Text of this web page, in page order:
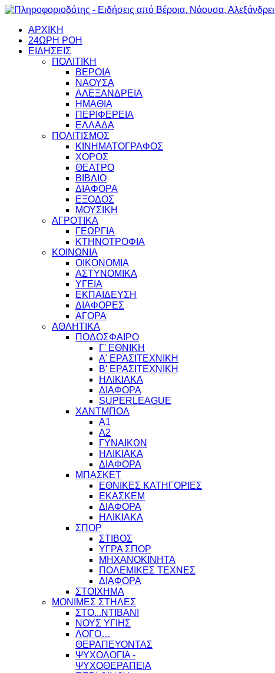
ΑΡΧΙΚΗ
24ΩΡΗ ΡΟΗ
ΕΙΔΗΣΕΙΣ
ΠΟΛΙΤΙΚΗ
ΒΕΡΟΙΑ
ΝΑΟΥΣΑ
ΑΛΕΞΑΝΔΡΕΙΑ
ΗΜΑΘΙΑ
ΠΕΡΙΦΕΡΕΙΑ
ΕΛΛΑΔΑ
ΠΟΛΙΤΙΣΜΟΣ
ΚΙΝΗΜΑΤΟΓΡΑΦΟΣ
ΧΟΡΟΣ
ΘΕΑΤΡΟ
ΒΙΒΛΙΟ
ΔΙΑΦΟΡΑ
ΕΞΟΔΟΣ
ΜΟΥΣΙΚΗ
ΑΓΡΟΤΙΚΑ
ΓΕΩΡΓΙΑ
ΚΤΗΝΟΤΡΟΦΙΑ
ΚΟΙΝΩΝΙΑ
ΟΙΚΟΝΟΜΙΑ
ΑΣΤΥΝΟΜΙΚΑ
ΥΓΕΙΑ
ΕΚΠΑΙΔΕΥΣΗ
ΔΙΑΦΟΡΕΣ
ΑΓΟΡΑ
ΑΘΛΗΤΙΚΑ
ΠΟΔΟΣΦΑΙΡΟ
Γ' ΕΘΝΙΚΗ
Α' ΕΡΑΣΙΤΕΧΝΙΚΗ
Β' ΕΡΑΣΙΤΕΧΝΙΚΗ
ΗΛΙΚΙΑΚΑ
ΔΙΑΦΟΡΑ
SUPERLEAGUE
ΧΑΝΤΜΠΟΛ
Α1
Α2
ΓΥΝΑΙΚΩΝ
ΗΛΙΚΙΑΚΑ
ΔΙΑΦΟΡΑ
ΜΠΑΣΚΕΤ
ΕΘΝΙΚΕΣ ΚΑΤΗΓΟΡΙΕΣ
ΕΚΑΣΚΕΜ
ΔΙΑΦΟΡΑ
ΗΛΙΚΙΑΚΑ
ΣΠΟΡ
ΣΤΙΒΟΣ
ΥΓΡΑ ΣΠΟΡ
ΜΗΧΑΝΟΚΙΝΗΤΑ
ΠΟΛΕΜΙΚΕΣ ΤΕΧΝΕΣ
ΔΙΑΦΟΡΑ
ΣΤΟΙΧΗΜΑ
ΜΟΝΙΜΕΣ ΣΤΗΛΕΣ
ΣΤΟ...ΝΤΙΒΑΝΙ
ΝΟΥΣ ΥΓΙΗΣ
ΛΟΓΟ…
ΘΕΡΑΠΕΥΟΝΤΑΣ
ΨΥΧΟΛΟΓΙΑ -
ΨΥΧΟΘΕΡΑΠΕΙΑ